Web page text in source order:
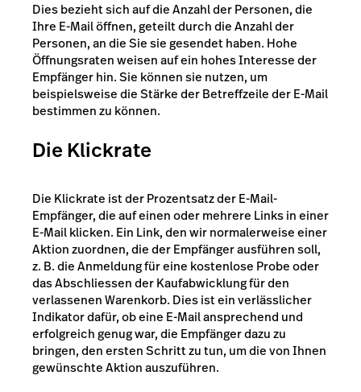
Dies bezieht sich auf die Anzahl der Personen, die
Ihre E-Mail öffnen, geteilt durch die Anzahl der
Personen, an die Sie sie gesendet haben. Hohe
Öffnungsraten weisen auf ein hohes Interesse der
Empfänger hin. Sie können sie nutzen, um
beispielsweise die Stärke der Betreffzeile der E-Mail
bestimmen zu können.
Die Klickrate
Die Klickrate ist der Prozentsatz der E-Mail-
Empfänger, die auf einen oder mehrere Links in einer
E-Mail klicken. Ein Link, den wir normalerweise einer
Aktion zuordnen, die der Empfänger ausführen soll,
z. B. die Anmeldung für eine kostenlose Probe oder
das Abschliessen der Kaufabwicklung für den
verlassenen Warenkorb. Dies ist ein verlässlicher
Indikator dafür, ob eine E-Mail ansprechend und
erfolgreich genug war, die Empfänger dazu zu
bringen, den ersten Schritt zu tun, um die von Ihnen
gewünschte Aktion auszuführen.